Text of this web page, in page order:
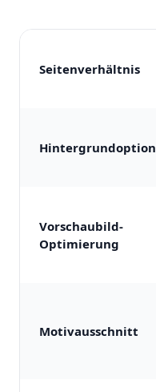
Seitenverhältnis
Hintergrundoption
Vorschaubild-
Optimierung
Motivausschnitt